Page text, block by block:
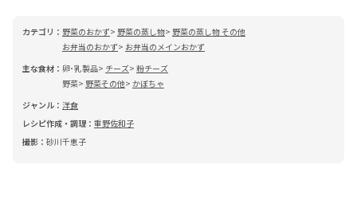
カテゴリ： 野菜のおかず 野菜の蒸し物
野菜の蒸し物 その他
お弁当のおかず
お弁当のメインおかず
主な食材： 卵･乳製品 チーズ 粉チーズ
野菜
野菜その他
かぼちゃ
ジャンル： 洋食
レシピ作成・調理： 重野佐和子
撮影： 砂川千恵子